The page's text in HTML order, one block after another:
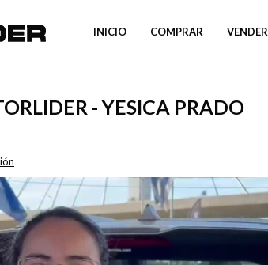
INICIO COMPRAR VENDER
- YESICA PRADO